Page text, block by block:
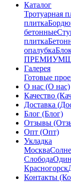
Каталог
Тротуарная
плитка
бетонные
плитка
опалубка
ПРЕМИУМ
Галерея
Готовые
О нас (О нас)
Качество
Доставка
Блог (Блог)
Отзывы
Опт (Опт)
Укладка
Москва
Слобода
Красногорск
Контакты